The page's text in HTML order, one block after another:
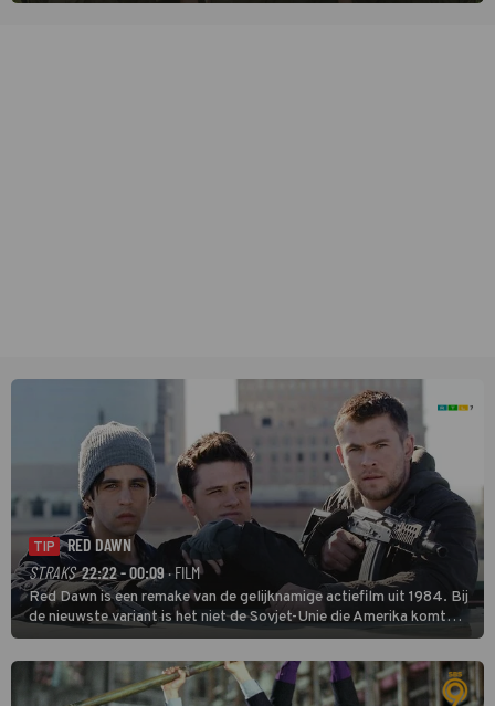
TIP
RED DAWN
STRAKS 22:22 - 00:09· FILM
Red Dawn is een remake van de gelijknamige actiefilm uit 1984. Bij
de nieuwste variant is het niet de Sovjet-Unie die Amerika komt
binnenvallen, maar zijn Rusland en Noord-Korea de vijanden.